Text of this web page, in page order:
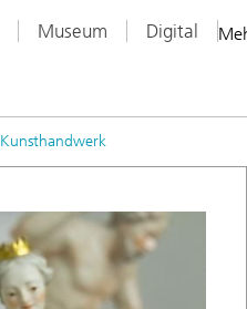
Museum Digital
Kunsthandwerk